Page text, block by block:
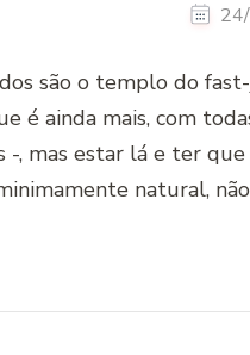
são o templo do
é ainda mais, com
-, mas estar lá e ter
natural,